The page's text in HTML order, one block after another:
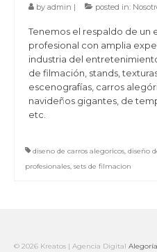
by admin | posted in:
Tenemos el respaldo de
profesional con amplia
industria del
de filmación, stands,
escenografías, carros
navideños gigantes, de
etc.
diseno de carros alegoricos, diseño
profesionales, sets de filmacion
© 2026 Kreatos | Agencia Digital Alegoría